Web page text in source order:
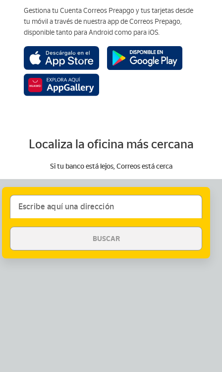
Gestiona tu Cuenta Correos Preapgo y tus tarjetas desde
tu móvil a través de nuestra app de Correos Prepago,
disponible tanto para Android como para iOS.
Localiza la oficina más cercana
Si tu banco está lejos, Correos está cerca
Escribe aquí una dirección
BUSCAR